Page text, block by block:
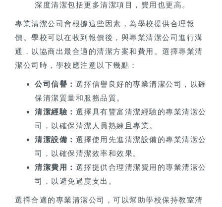
深度清潔包括更多清潔項目，費用也更高。
專業清潔公司會根據這些因素，為學校提供合理報
價。學校可以在收到報價後，與專業清潔公司進行溝
通，以協商出最合適的清潔方案和費用。選擇專業清
潔公司時，學校應注意以下幾點：
公司信譽： 選擇信譽良好的專業清潔公司，以確
保清潔質量和服務品質。
清潔經驗： 選擇具有豐富清潔經驗的專業清潔公
司，以確保清潔人員熟練且專業。
清潔設備： 選擇使用先進清潔設備的專業清潔公
司，以確保清潔效率和效果。
清潔費用： 選擇提供合理清潔費用的專業清潔公
司，以避免過度支出。
選擇合適的專業清潔公司，可以幫助學校保持教室清